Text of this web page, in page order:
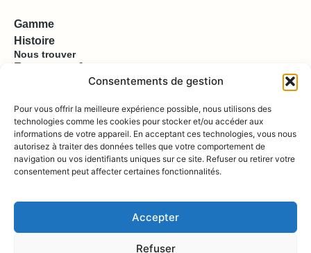
Consentements de gestion
Pour vous offrir la meilleure expérience possible, nous utilisons des
technologies comme les cookies pour stocker et/ou accéder aux
informations de votre appareil. En acceptant ces technologies, vous nous
autorisez à traiter des données telles que votre comportement de
navigation ou vos identifiants uniques sur ce site. Refuser ou retirer votre
consentement peut affecter certaines fonctionnalités.
Accepter
Refuser
Gamme
Histoire
Nous trouver
Espace pro & presse
EN SAVOIR PLUS
Contact
Compte
Boutique